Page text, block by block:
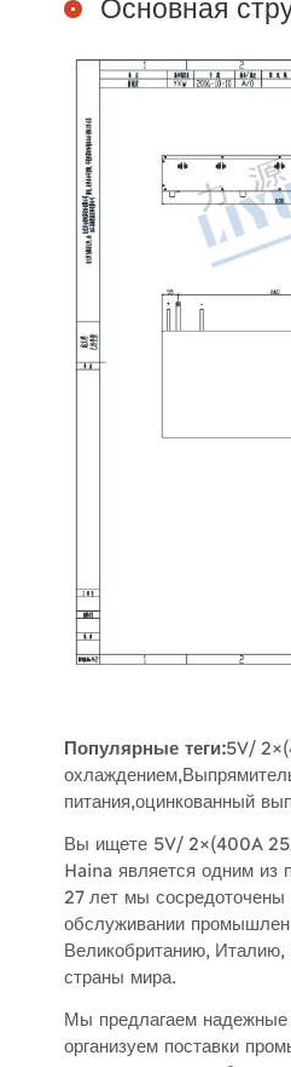
Популярные теги:5V/
питания,оцинкованный
Вы ищете 5V/ 2×(400A
Haina является одним из
27 лет мы сосредоточены
обслуживании
Великобританию,
страны мира.
Мы предлагаем надежные
организуем поставки